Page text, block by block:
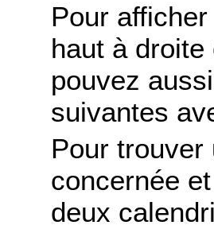
Pour
haut à
pouvez
suivantes
Pour
concernée
deux